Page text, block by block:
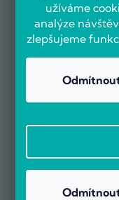
užíváme
analýze
zlepšujeme